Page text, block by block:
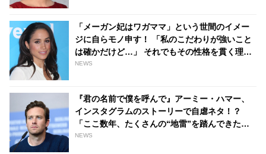
「メーガン妃はワガママ」という世間のイメー
ジに自らモノ申す！ 「私のこだわりが強いこと
は確かだけど…」 それでもその性格を貫く理由
とは・・？ - tvgroove
NEWS
『君の名前で僕を呼んで』アーミー・ハマー、
インスタグラムのストーリーで自虐ネタ！？
「ここ数年、たくさんの“地雷”を踏んできた」
［動画あり］
NEWS